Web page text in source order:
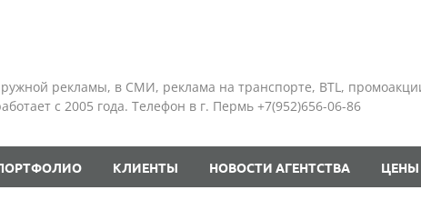
рекламы, в СМИ, реклама на транспорте, BTL,
с 2005 года. Телефон в г. Пермь +7(952)656-06-86
КЛИЕНТЫ НОВОСТИ АГЕНТСТВА